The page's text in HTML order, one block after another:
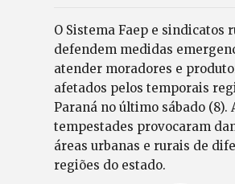
O Sistema Faep e sindicatos
defendem medidas
atender moradores e
afetados pelos temporais
Paraná no último sábado (8).
tempestades provocaram
áreas urbanas e rurais de
regiões do estado.